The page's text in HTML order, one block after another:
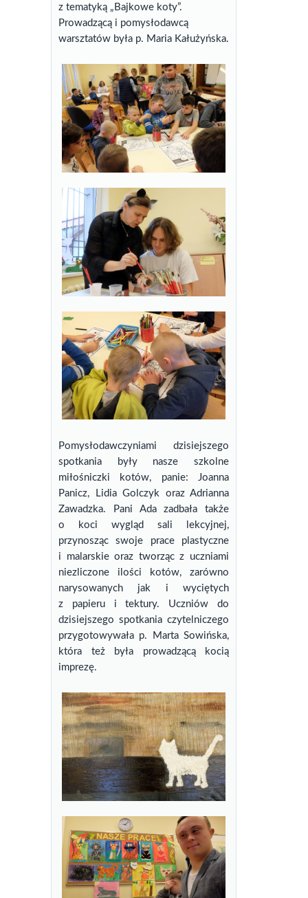
z tematyką „Bajkowe koty”.
Prowadzącą i pomysłodawcą
warsztatów była p. Maria Kałużyńska.
Pomysłodawczyniami dzisiejszego
spotkania były nasze szkolne
miłośniczki kotów, panie: Joanna
Panicz, Lidia Golczyk oraz Adrianna
Zawadzka. Pani Ada zadbała także
o koci wygląd sali lekcyjnej,
przynosząc swoje prace plastyczne
i malarskie oraz tworząc z uczniami
niezliczone ilości kotów, zarówno
narysowanych jak i wyciętych
z papieru i tektury. Uczniów do
dzisiejszego spotkania czytelniczego
przygotowywała p. Marta Sowińska,
która też była prowadzącą kocią
imprezę.